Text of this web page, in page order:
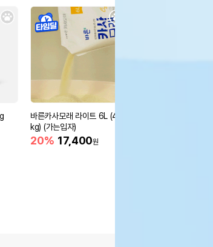
바른카사모래 라이트 6L (4.2
kg) (가는입자)
20% 17,400원